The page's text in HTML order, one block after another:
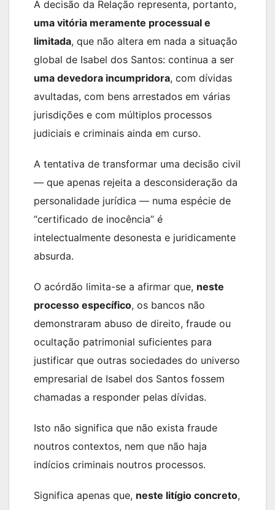
A decisão da Relação representa, portanto,
uma vitória meramente processual e
limitada, que não altera em nada a situação
global de Isabel dos Santos: continua a ser
uma devedora incumpridora, com dívidas
avultadas, com bens arrestados em várias
jurisdições e com múltiplos processos
judiciais e criminais ainda em curso.
A tentativa de transformar uma decisão civil
— que apenas rejeita a desconsideração da
personalidade jurídica — numa espécie de
“certificado de inocência” é
intelectualmente desonesta e juridicamente
absurda.
O acórdão limita-se a afirmar que, neste
processo específico, os bancos não
demonstraram abuso de direito, fraude ou
ocultação patrimonial suficientes para
justificar que outras sociedades do universo
empresarial de Isabel dos Santos fossem
chamadas a responder pelas dívidas.
Isto não significa que não exista fraude
noutros contextos, nem que não haja
indícios criminais noutros processos.
Significa apenas que, neste litígio concreto,